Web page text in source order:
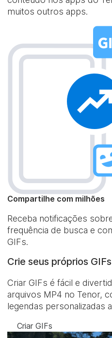
muitos outros apps.
Compartilhe com milhões
Receba notificações
frequência de busca e
GIFs.
Crie seus próprios GIFs
Criar GIFs é fácil e
arquivos MP4 no Tenor,
legendas personalizadas
Criar GIFs